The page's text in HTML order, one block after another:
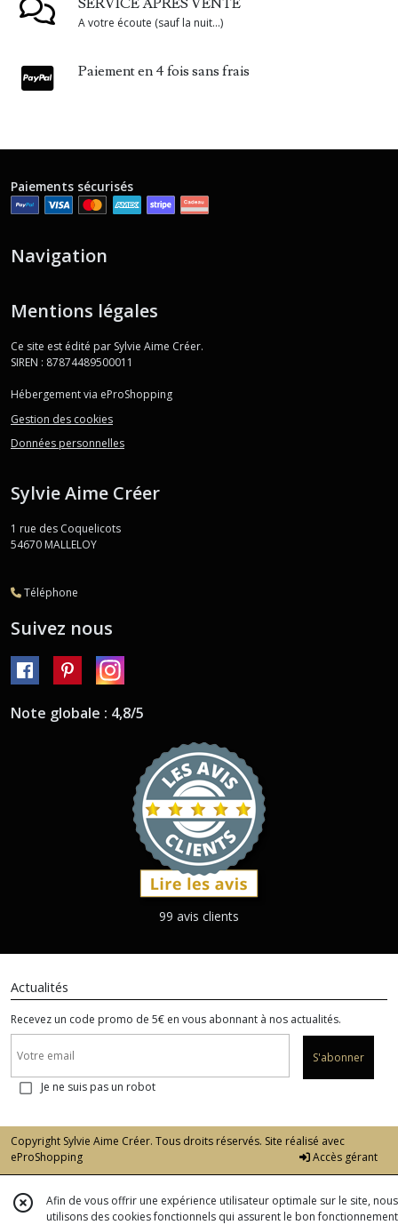
A votre écoute (sauf la nuit...)
Paiement en 4 fois sans frais
Paiements sécurisés
Navigation
Mentions légales
Ce site est édité par Sylvie Aime Créer.
SIREN : 87874489500011
Hébergement via eProShopping
Gestion des cookies
Données personnelles
Sylvie Aime Créer
1 rue des Coquelicots
54670 MALLELOY
Téléphone
Suivez nous
Note globale : 4,8/5
99 avis clients
Actualités
Recevez un code promo de 5€ en vous abonnant à nos actualités.
S'abonner
Je ne suis pas un robot
Copyright Sylvie Aime Créer. Tous droits réservés. Site réalisé avec
eProShopping
Accès gérant
Afin de vous offrir une expérience utilisateur optimale sur le site, nous
utilisons des cookies fonctionnels qui assurent le bon fonctionnement